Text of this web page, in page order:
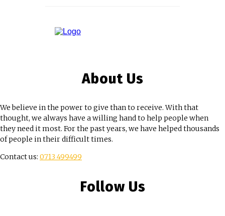
About Us
We believe in the power to give than to receive. With that
thought, we always have a willing hand to help people when
they need it most. For the past years, we have helped thousands
of people in their difficult times.
Contact us: 0713 499499
Follow Us